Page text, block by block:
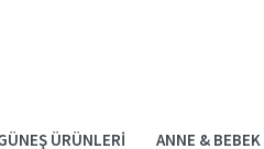
ÜRÜNLERI ANNE & BEBEK